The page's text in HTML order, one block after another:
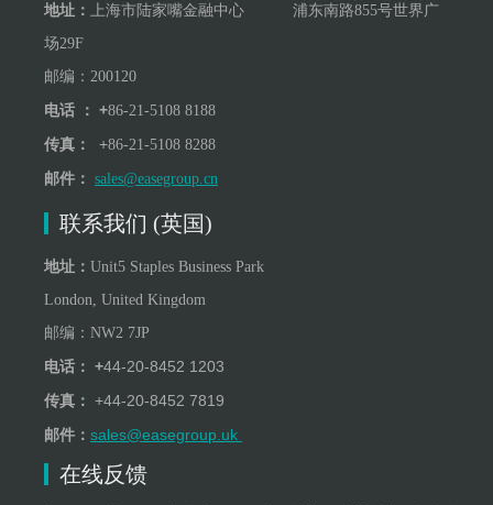
地址：
上海市陆家嘴金融中心 浦东南路855号世界广
场29F
邮编：200120
电话 ： +86-21-5108 8188
传真： +86-21-5108 8288
邮件： sales@easegroup.cn
联系我们 (英国)
地址： Unit5 Staples Business Park
London, United Kingdom
邮编： NW2 7JP
电话： +44-20-8452 1203
传真： +44-20-8452 7819
邮件： sales@easegroup.uk
在线反馈